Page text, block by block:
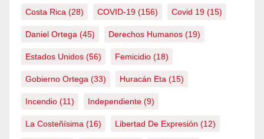
Costa Rica (28) COVID-19 (156) Covid 19 (15)
Daniel Ortega (45) Derechos Humanos (19)
Estados Unidos (56) Femicidio (18)
Gobierno Ortega (33) Huracán Eta (15)
Incendio (11) Independiente (9)
La Costeñísima (16) Libertad De Expresión (12)